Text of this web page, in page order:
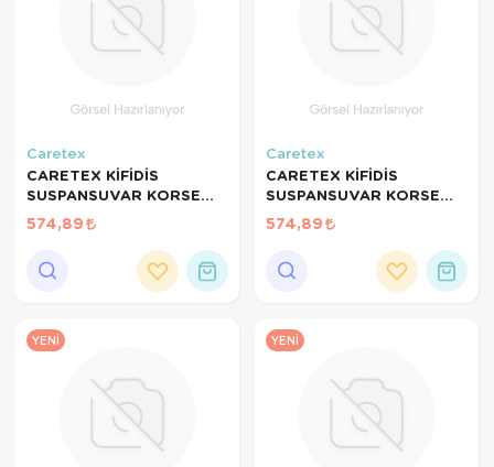
Caretex
CARETEX KİFİDİS
SUSPANSUVAR KORSE
BEYAZ NO:2 SMALL BEL
ÇEVRESİ:63-70CM İÇİN
574,89
Caretex
CARETEX KİFİDİS
SUSPANSUVAR KORSE
BEYAZ NO:1 X-SMALL BEL
ÇEVRESİ:56-62 CM İÇİN
574,89
YENI YENI